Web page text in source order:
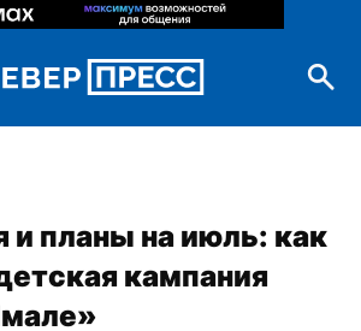
и планы на июль: как
кампания